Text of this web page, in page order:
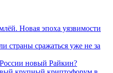
Новая эпоха уязвимости
страны сражаться уже не за
новый Райкин?